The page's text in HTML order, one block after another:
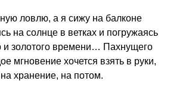
ловлю, а я сижу на балконе
на солнце в ветках и погружаясь
и золотого времени… Пахнущего
мгновение хочется взять в руки,
хранение, на потом.